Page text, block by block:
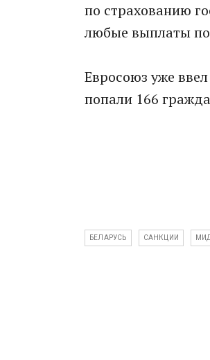
по страхованию
любые выплаты по
Евросоюз уже
попали 166
БЕЛАРУСЬ САНКЦИИ МИД